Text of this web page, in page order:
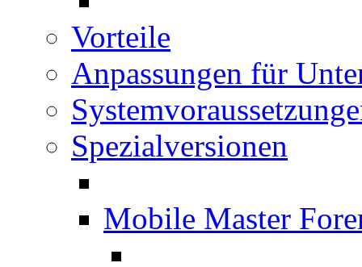
Vorteile
Anpassungen für
Spezialversionen
Mobile Master